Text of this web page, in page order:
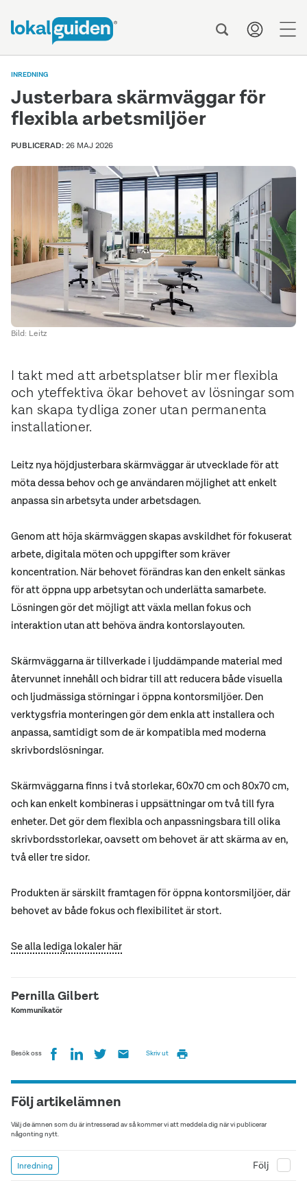
INREDNING
Justerbara skärmväggar för
flexibla arbetsmiljöer
PUBLICERAD:26 MAJ 2026
I takt med att arbetsplatser blir mer flexibla
och yteffektiva ökar behovet av lösningar som
kan skapa tydliga zoner utan permanenta
installationer.
Bild: Leitz
Leitz nya höjdjusterbara skärmväggar är utvecklade för att
möta dessa behov och ge användaren möjlighet att enkelt
anpassa sin arbetsyta under arbetsdagen.
Genom att höja skärmväggen skapas avskildhet för fokuserat
arbete, digitala möten och uppgifter som kräver
koncentration. När behovet förändras kan den enkelt sänkas
för att öppna upp arbetsytan och underlätta samarbete.
Lösningen gör det möjligt att växla mellan fokus och
interaktion utan att behöva ändra kontorslayouten.
Skärmväggarna är tillverkade i ljuddämpande material med
återvunnet innehåll och bidrar till att reducera både visuella
och ljudmässiga störningar i öppna kontorsmiljöer. Den
verktygsfria monteringen gör dem enkla att installera och
anpassa, samtidigt som de är kompatibla med moderna
skrivbordslösningar.
Skärmväggarna finns i två storlekar, 60x70 cm och 80x70 cm,
och kan enkelt kombineras i uppsättningar om två till fyra
enheter. Det gör dem flexibla och anpassningsbara till olika
skrivbordsstorlekar, oavsett om behovet är att skärma av en,
två eller tre sidor.
Produkten är särskilt framtagen för öppna kontorsmiljöer, där
behovet av både fokus och flexibilitet är stort.
Se alla lediga lokaler här
Pernilla Gilbert
Kommunikatör
Besök oss Skriv ut
Följ artikelämnen
Välj de ämnen som du är intresserad av så kommer vi att meddela dig när vi publicerar
någonting nytt.
Inredning Följ